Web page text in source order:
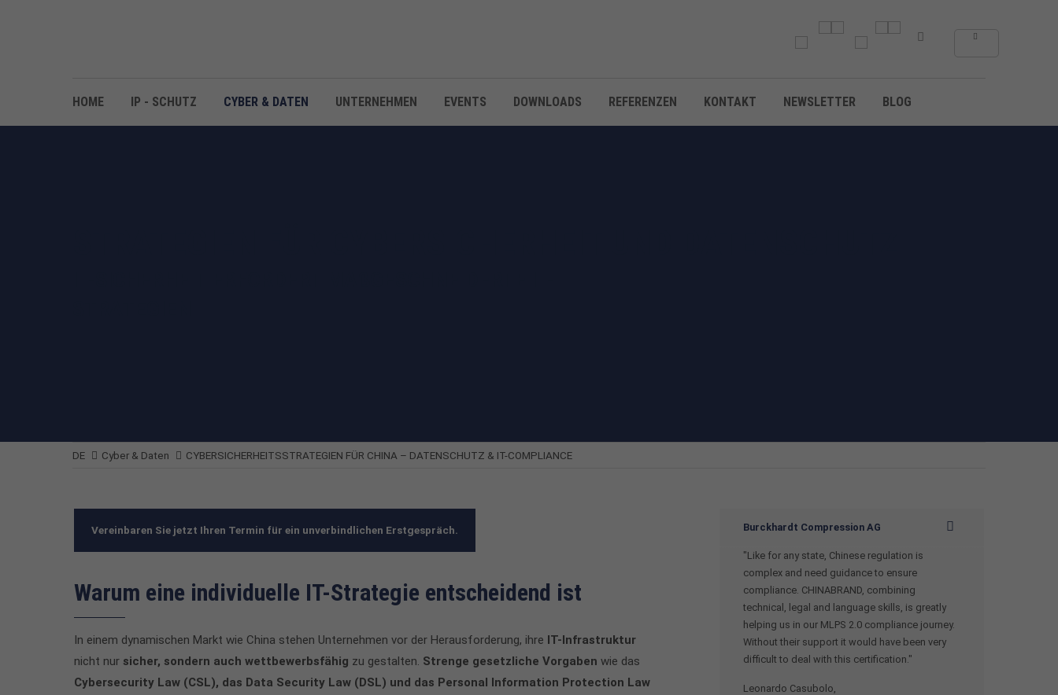
HOME IP - SCHUTZ CYBER & DATEN UNTERNEHMEN EVENTS DOWNLOADS REFERENZEN KONTAKT NEWSLETTER BLOG
DE Cyber & Daten CYBERSICHERHEITSSTRATEGIEN FÜR CHINA – DATENSCHUTZ & IT-COMPLIANCE
Vereinbaren Sie jetzt Ihren Termin für ein unverbindlichen Erstgespräch.
Warum eine individuelle IT-Strategie entscheidend ist
In einem dynamischen Markt wie China stehen Unternehmen vor der Herausforderung, ihre IT-Infrastruktur
nicht nur sicher, sondern auch wettbewerbsfähig zu gestalten. Strenge gesetzliche Vorgaben wie das
Cybersecurity Law (CSL), das Data Security Law (DSL) und das Personal Information Protection Law
Burckhardt Compression AG
"Like for any state, Chinese regulation is
complex and need guidance to ensure
compliance. CHINABRAND, combining
technical, legal and language skills, is greatly
helping us in our MLPS 2.0 compliance journey.
Without their support it would have been very
difficult to deal with this certification."
Leonardo Casubolo,